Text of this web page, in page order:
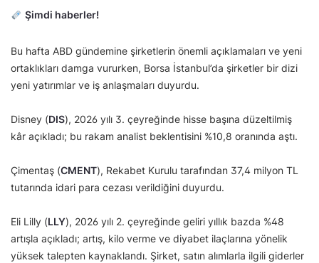
Şimdi haberler!
Bu hafta ABD gündemine şirketlerin önemli açıklamaları ve yeni
ortaklıkları damga vururken, Borsa İstanbul’da şirketler bir dizi
yeni yatırımlar ve iş anlaşmaları duyurdu.
Disney (DIS), 2026 yılı 3. çeyreğinde hisse başına düzeltilmiş
kâr açıkladı; bu rakam analist beklentisini %10,8 oranında aştı.
Çimentaş (CMENT), Rekabet Kurulu tarafından 37,4 milyon TL
tutarında idari para cezası verildiğini duyurdu.
Eli Lilly (LLY), 2026 yılı 2. çeyreğinde geliri yıllık bazda %48
artışla açıkladı; artış, kilo verme ve diyabet ilaçlarına yönelik
yüksek talepten kaynaklandı. Şirket, satın alımlarla ilgili giderler